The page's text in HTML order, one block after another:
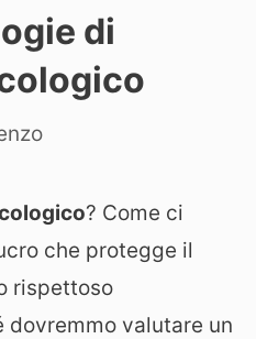
di
? Come ci
che protegge il
rispettoso
dovremmo valutare un